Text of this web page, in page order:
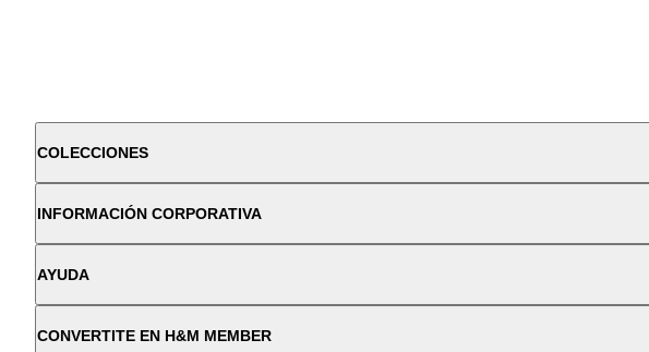
COLECCIONES
INFORMACIÓN CORPORATIVA
AYUDA
CONVERTITE EN H&M MEMBER